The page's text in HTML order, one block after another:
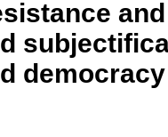
democracy